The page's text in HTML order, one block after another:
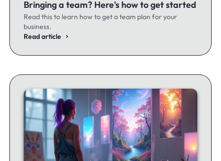
Bringing a team? Here's how to get started
Read this to learn how to get a team plan for your
business.
Read article